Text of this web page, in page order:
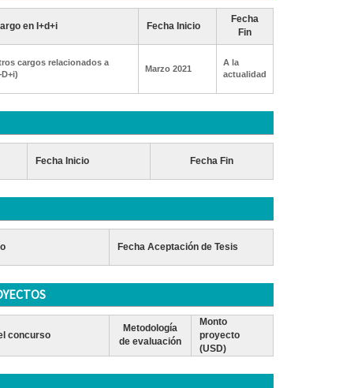
en I+d+i Fecha Inicio
Fecha
Fin
cargos relacionados a
Marzo 2021
A la
actualidad
Fecha Inicio Fecha Fin
Fecha Aceptación de Tesis
concurso
Metodología
de evaluación
Monto
proyecto
(USD)